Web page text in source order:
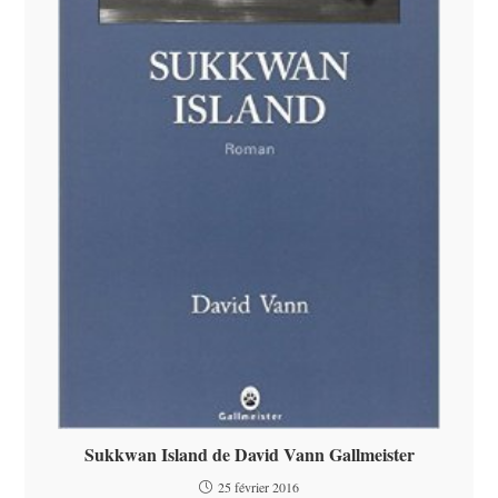
Sukkwan Island de David Vann Gallmeister
25 février 2016